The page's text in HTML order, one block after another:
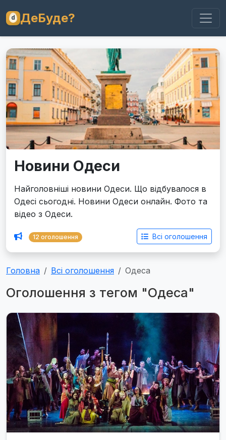
ДеБуде?
Новини Одеси
Найголовніші новини Одеси. Що відбувалося в
Одесі сьогодні. Новини Одеси онлайн. Фото та
відео з Одеси.
12 оголошення Всі оголошення
Головна Всі оголошення Одеса
Оголошення з тегом "Одеса"